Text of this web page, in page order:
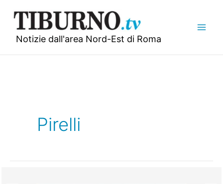
contenuto
Notizie dall'area Nord-Est di Roma
Pirelli